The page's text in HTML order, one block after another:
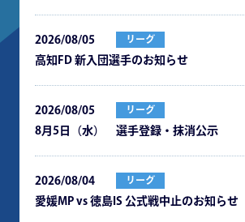
2026/08/05 リーグ
⾼知FD 新⼊団選⼿のお知らせ
2026/08/05 リーグ
8月5日（水） 選手登録・抹消公示
2026/08/04 リーグ
愛媛MP vs 徳島IS 公式戦中⽌のお知らせ